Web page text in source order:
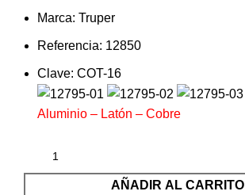
Marca: Truper
Referencia: 12850
Clave: COT-16
Aluminio – Latón – Cobre
AÑADIR AL CARRITO